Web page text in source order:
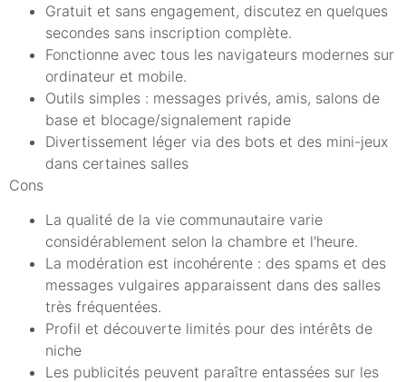
Gratuit et sans engagement, discutez en quelques
secondes sans inscription complète.
Fonctionne avec tous les navigateurs modernes sur
ordinateur et mobile.
Outils simples : messages privés, amis, salons de
base et blocage/signalement rapide
Divertissement léger via des bots et des mini-jeux
dans certaines salles
Cons
La qualité de la vie communautaire varie
considérablement selon la chambre et l'heure.
La modération est incohérente : des spams et des
messages vulgaires apparaissent dans des salles
très fréquentées.
Profil et découverte limités pour des intérêts de
niche
Les publicités peuvent paraître entassées sur les